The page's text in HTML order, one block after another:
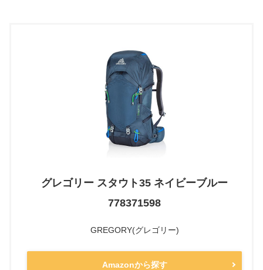
グレゴリー スタウト35 ネイビーブルー
778371598
GREGORY(グレゴリー)
Amazonから探す